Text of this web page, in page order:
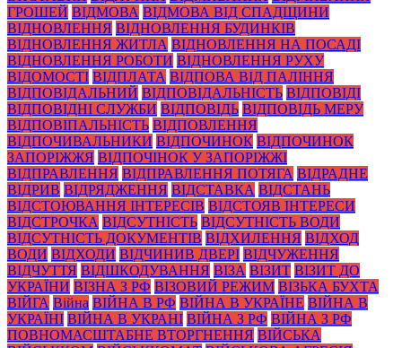
ГРОШЕЙ ВІДМОВА ВІДМОВА ВІД СПАДЩИНИ
ВІДНОВЛЕННЯ ВІДНОВЛЕННЯ БУДИНКІВ
ВІДНОВЛЕННЯ ЖИТЛА ВІДНОВЛЕННЯ НА ПОСАДІ
ВІДНОВЛЕННЯ РОБОТИ ВІДНОВЛЕННЯ РУХУ
ВІДОМОСТІ ВІДПЛАТА ВІДПОВА ВІД ПАЛІННЯ
ВІДПОВІДАЛЬНИЙ ВІДПОВІДАЛЬНІСТЬ ВІДПОВІДІ
ВІДПОВІДНІ СЛУЖБИ ВІДПОВІДЬ ВІДПОВІДЬ МЕРУ
ВІДПОВІПАЛЬНІСТЬ ВІДПОВЛЕННЯ
ВІДПОЧИВАЛЬНИКИ ВІДПОЧИНОК ВІДПОЧИНОК
ЗАПОРІЖЖЯ ВІДПОЧІНОК У ЗАПОРІЖЖІ
ВІДПРАВЛЕННЯ ВІДПРАВЛЕННЯ ПОТЯГА ВІДРАДНЕ
ВІДРИВ ВІДРЯДЖЕННЯ ВІДСТАВКА ВІДСТАНЬ
ВІДСТОЮВАННЯ ІНТЕРЕСІВ ВІДСТОЯВ ІНТЕРЕСИ
ВІДСТРОЧКА ВІДСУТНІСТЬ ВІДСУТНІСТЬ ВОДИ
ВІДСУТНІСТЬ ДОКУМЕНТІВ ВІДХИЛЕННЯ ВІДХОД
ВОДИ ВІДХОДИ ВІДЧИНИВ ДВЕРІ ВІДЧУЖЕННЯ
ВІДЧУТТЯ ВІДШКОДУВАННЯ ВІЗА ВІЗИТ ВІЗИТ ДО
УКРАЇНИ ВІЗНА З РФ ВІЗОВИЙ РЕЖИМ ВІЗЬКА БУХТА
ВІЙГА Війна ВІЙНА В РФ ВІЙНА В УКРАЇНЕ ВІЙНА В
УКРАЇНІ ВІЙНА В УКРАНІ ВІЙНА З РФ ВІЙНА З РФ
ПОВНОМАСШТАБНЕ ВТОРГНЕННЯ ВІЙСЬКА